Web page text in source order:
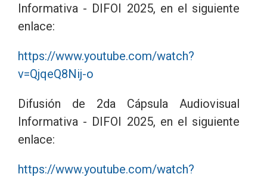
Informativa - DIFOI 2025, en el siguiente
enlace:
https://www.youtube.com/watch?
v=QjqeQ8Nij-o
Difusión de 2da Cápsula Audiovisual
Informativa - DIFOI 2025, en el siguiente
enlace:
https://www.youtube.com/watch?